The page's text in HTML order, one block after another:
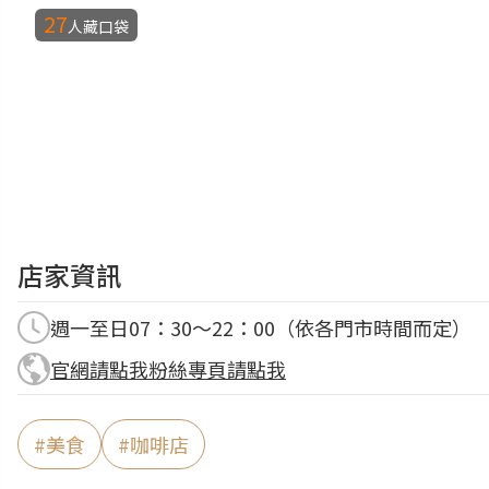
27人藏口袋
店家資訊
週一至日07：30～22：00（依各門市時間而定）
官網請點我粉絲專頁請點我
#美食 #咖啡店